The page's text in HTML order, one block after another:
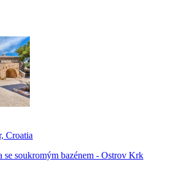
Croatia
se soukromým bazénem - Ostrov Krk